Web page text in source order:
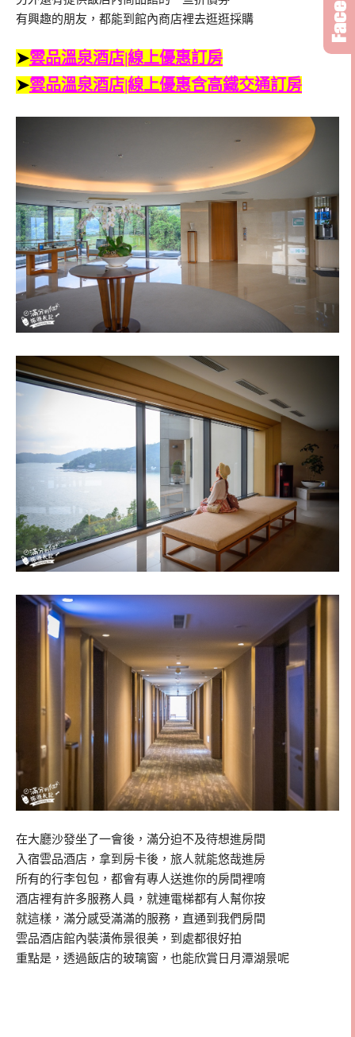
有興趣的朋友，都能到館內商店裡去逛逛採購
➤雲品溫泉酒店|線上優惠訂房
➤雲品溫泉酒店|線上優惠含高鐵交通訂房
在大廳沙發坐了一會後，滿分迫不及待想進房間
入宿雲品酒店，拿到房卡後，旅人就能悠哉進房
所有的行李包包，都會有專人送進你的房間裡唷
酒店裡有許多服務人員，就連電梯都有人幫你按
就這樣，滿分感受滿滿的服務，直通到我們房間
雲品酒店館內裝潢佈景很美，到處都很好拍
重點是，透過飯店的玻璃窗，也能欣賞日月潭湖景呢